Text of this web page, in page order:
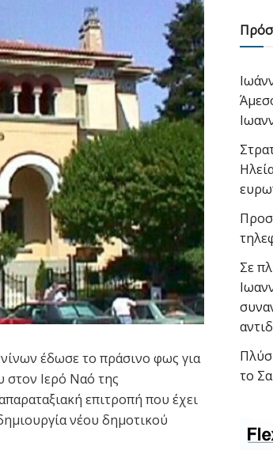
έδωσε το πράσινο φως για
Ιερό Ναό της
επιτροπή που έχει
νέου δημοτικού
Σε
το